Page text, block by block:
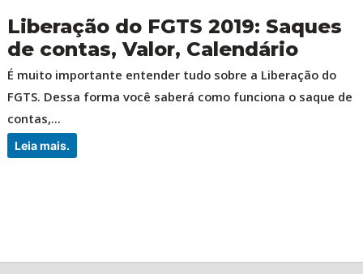
Liberação do FGTS 2019: Saques
de contas, Valor, Calendário
É muito importante entender tudo sobre a Liberação do
FGTS. Dessa forma você saberá como funciona o saque de
contas,...
Leia mais.